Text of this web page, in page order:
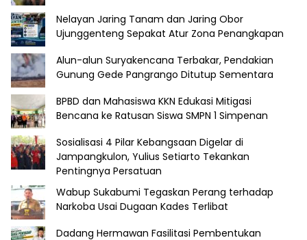
Nelayan Jaring Tanam dan Jaring Obor
Ujunggenteng Sepakat Atur Zona Penangkapan
Alun-alun Suryakencana Terbakar, Pendakian
Gunung Gede Pangrango Ditutup Sementara
BPBD dan Mahasiswa KKN Edukasi Mitigasi
Bencana ke Ratusan Siswa SMPN 1 Simpenan
Sosialisasi 4 Pilar Kebangsaan Digelar di
Jampangkulon, Yulius Setiarto Tekankan
Pentingnya Persatuan
Wabup Sukabumi Tegaskan Perang terhadap
Narkoba Usai Dugaan Kades Terlibat
Dadang Hermawan Fasilitasi Pembentukan